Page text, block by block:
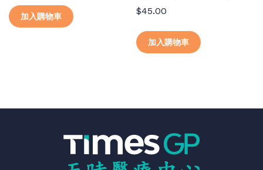
加入購物車 $45.00
加入購物車